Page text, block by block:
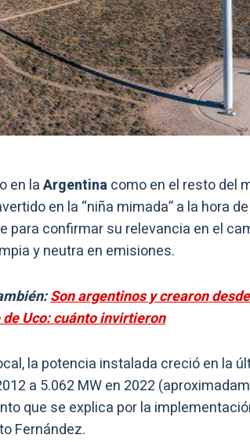
en laArgentinacomo en el resto del
en la “niña mimada” a la hora
para confirmar su relevancia en el
y neutra en emisiones.
Son argentinos y crearon
Uco: cuánto invirtieron
la potencia instalada creció en la
a 5.062 MW en 2022
que se explica por la
Fernández.